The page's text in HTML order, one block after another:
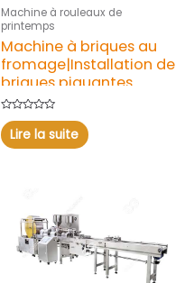
Machine à rouleaux de
printemps
Machine à briques au
fromage|Installation de
briques piquantes
Note
0
sur
5
Lire la suite